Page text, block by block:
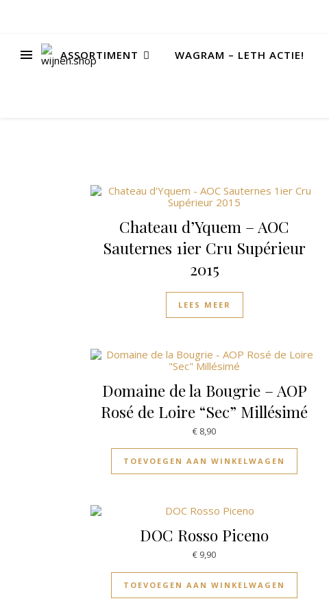
ASSORTIMENT WAGRAM – LETH ACTIE!
Chateau d’Yquem – AOC
Sauternes 1ier Cru Supérieur
2015
LEES MEER
Domaine de la Bougrie – AOP
Rosé de Loire “Sec” Millésimé
€ 8,90
TOEVOEGEN AAN WINKELWAGEN
DOC Rosso Piceno
€ 9,90
TOEVOEGEN AAN WINKELWAGEN